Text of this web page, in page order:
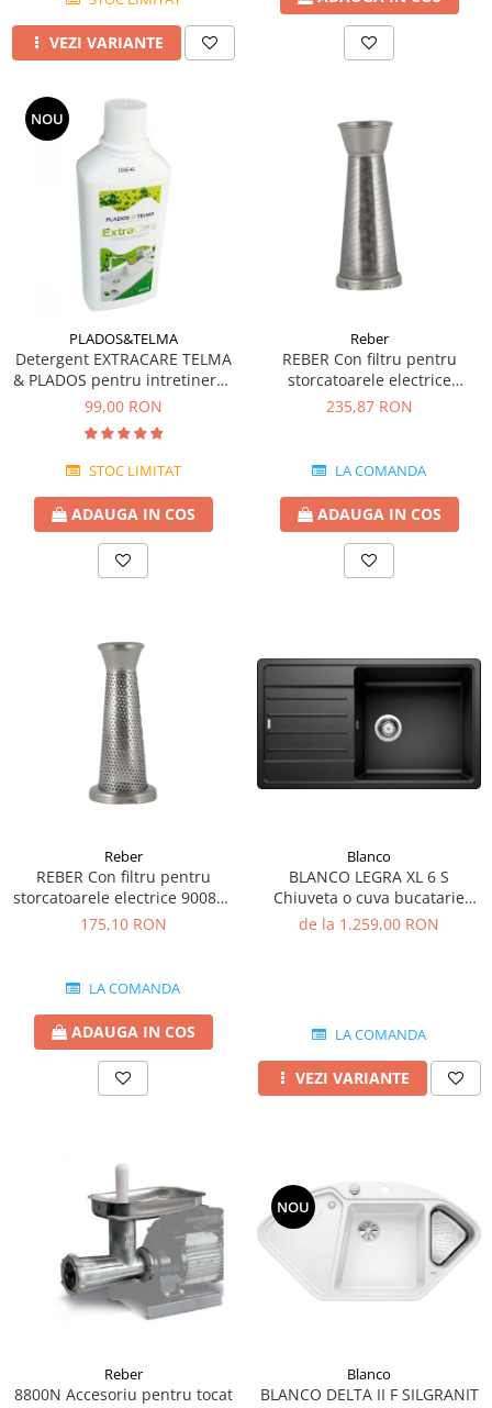
VEZI VARIANTE
NOU
PLADOS&TELMA
Detergent EXTRACARE TELMA
& PLADOS pentru intretinerea
si curatarea chiuvetelor din
Granit
99,00 RON
STOC LIMITAT
ADAUGA IN COS
Reber
REBER Con filtru pentru
storcatoarele electrice
9000NPSP, 9000N 9004N (1.1
235,87 RON
LA COMANDA
ADAUGA IN COS
Reber
REBER Con filtru pentru
storcatoarele electrice 9008N-
2.5 MM
175,10 RON
LA COMANDA
ADAUGA IN COS
Blanco
BLANCO LEGRA XL 6 S
Chiuveta o cuva bucatarie
silgranit 86x50 cm
de la 1.259,00 RON
LA COMANDA
VEZI VARIANTE
Reber
8800N Accesoriu pentru tocat
NOU
Blanco
BLANCO DELTA II F SILGRANIT